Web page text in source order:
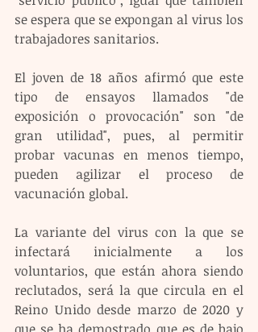
se espera que se expongan al virus los
trabajadores sanitarios.
El joven de 18 años afirmó que este
tipo de ensayos llamados "de
exposición o provocación" son "de
gran utilidad", pues, al permitir
probar vacunas en menos tiempo,
pueden agilizar el proceso de
vacunación global.
La variante del virus con la que se
infectará inicialmente a los
voluntarios, que están ahora siendo
reclutados, será la que circula en el
Reino Unido desde marzo de 2020 y